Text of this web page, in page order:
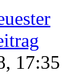
17:35